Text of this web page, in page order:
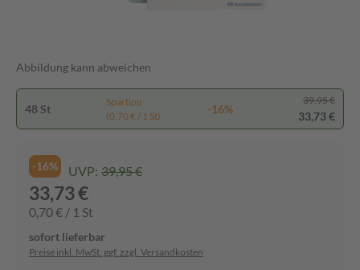
Abbildung kann abweichen
48 St
Spartipp
(0,70 € / 1 St)
-16%
39,95 €
33,73 €
-16% UVP: 39,95 €
33,73 €
0,70 € / 1 St
sofort lieferbar
Preise inkl. MwSt. ggf. zzgl. Versandkosten